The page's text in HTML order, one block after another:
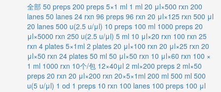
全部 50 preps 200 preps 5×1 ml 1 ml 20 μl×500 rxn 200
lanes 50 lanes 24 rxn 96 preps 96 rxn 20 μl×125 rxn 500 μl
20 lanes 500 u(2.5 u/μl) 10 preps 100 ml 1000 preps 20
μl×5000 rxn 250 u(2.5 u/μl) 5 ml 10 μl×20 rxn 100 rxn 25
rxn 4 plates 5×1ml 2 plates 20 μl×100 rxn 20 μl×25 rxn 20
μl×50 rxn 24 plates 50 ml 50 μl×50 rxn 10 μl×60 rxn 100 ×
1 ml 1000 rxn 10个/包 12×40μl 2 ml×200 preps 2 ml×50
preps 20 rxn 20 μl×200 rxn 20×5×1ml 200 ml 500 ml 500
u(5 u/μl) 1 od 1 preps 10 rxn 100 lanes 100 preps 100 μl